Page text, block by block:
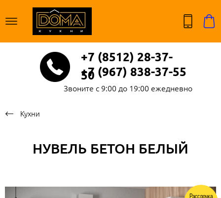
+7 (8512) 28-37-
50
Звоните с 9:00 до 19:00 ежедневно
+7 (967) 838-37-55
Кухни
НУВЕЛЬ БЕТОН БЕЛЫЙ